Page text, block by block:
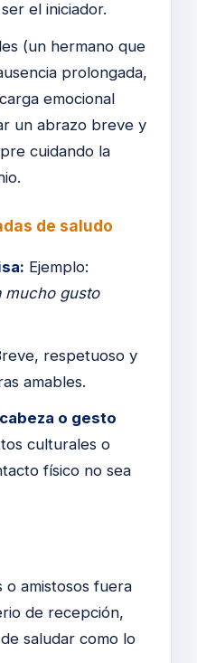
el iniciador.
(un hermano que
prolongada,
emocional
un abrazo breve y
cuidando la
de saludo
Ejemplo:
mucho gusto
respetuoso y
amables.
o gesto
culturales o
físico no sea
o amistosos fuera
de recepción,
saludar como lo